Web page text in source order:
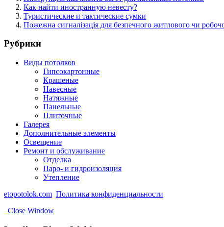
Как найти иностранную невесту?
Туристические и тактические сумки
Пожежна сигналізація для безпечного житлового чи
Рубрики
Виды потолков
Гипсокартонные
Крашеные
Навесные
Натяжные
Панельные
Плиточные
Галерея
Дополнительные элементы
Освещение
Ремонт и обслуживание
Отделка
Паро- и гидроизоляция
Утепление
etopotolok.com Политика конфиденциальности
Close Window